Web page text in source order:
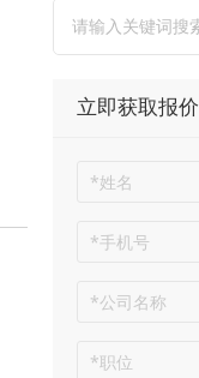
立即获取报价